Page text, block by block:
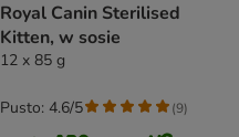
Royal Canin Sterilised
Kitten, w sosie
12 x 85 g
Pusto: 4.6/5 (9)